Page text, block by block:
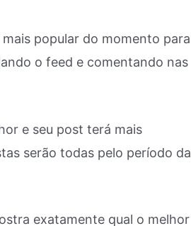
popular do momento para
o feed e comentando nas
e seu post terá mais
serão todas pelo período da
exatamente qual o melhor